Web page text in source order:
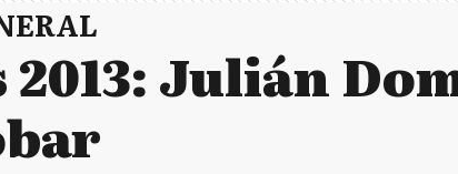
2013: Julián